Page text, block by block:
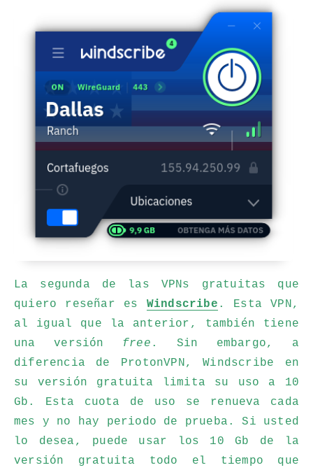
La segunda de las VPNs gratuitas que
quiero reseñar es Windscribe . Esta VPN,
al igual que la anterior, también tiene
una versión free . Sin embargo, a
diferencia de ProtonVPN, Windscribe en
su versión gratuita limita su uso a 10
Gb. Esta cuota de uso se renueva cada
mes y no hay periodo de prueba. Si usted
lo desea, puede usar los 10 Gb de la
versión gratuita todo el tiempo que